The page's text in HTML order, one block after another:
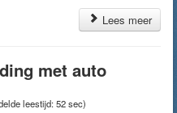
Lees meer
met auto
leestijd: 52 sec)